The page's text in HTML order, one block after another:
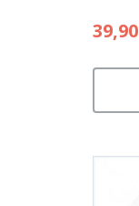
39,90